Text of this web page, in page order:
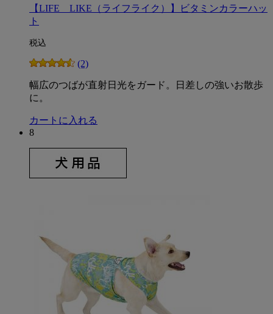
【LIFE LIKE（ライフライク）】ビタミンカラーハッ
ト
税込
(2)
幅広のつばが直射日光をガード。日差しの強いお散歩
に。
カートに入れる
8